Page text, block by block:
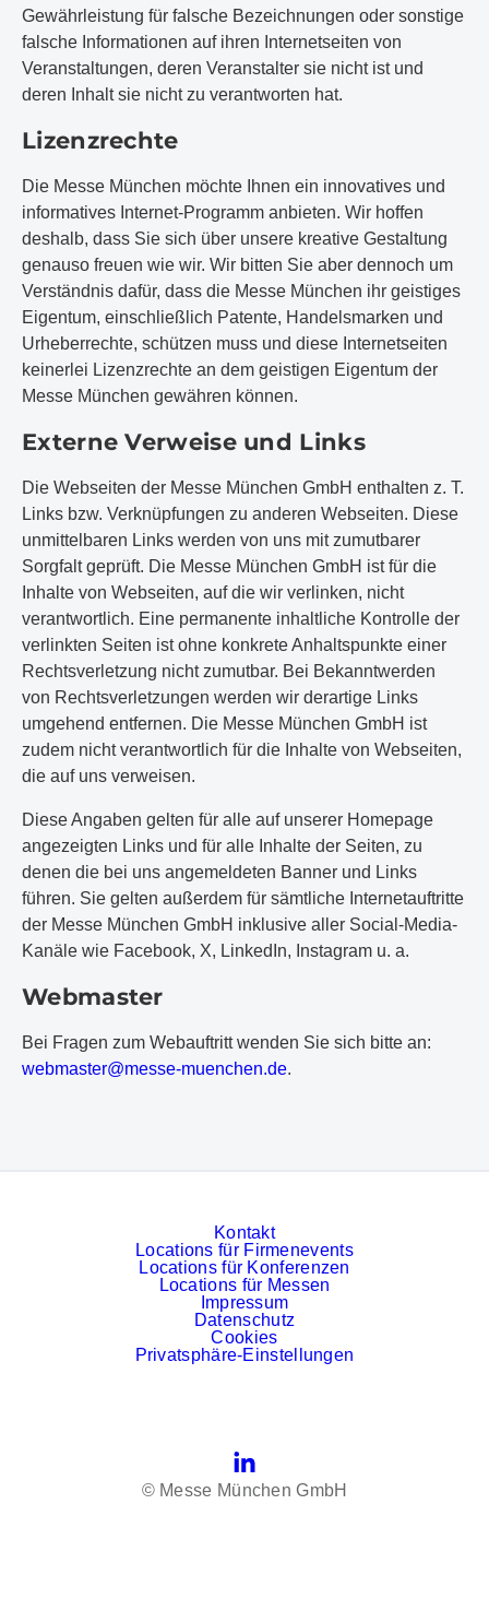
Gewährleistung für falsche Bezeichnungen oder sonstige
falsche Informationen auf ihren Internetseiten von
Veranstaltungen, deren Veranstalter sie nicht ist und
deren Inhalt sie nicht zu verantworten hat.
Lizenzrechte
Die Messe München möchte Ihnen ein innovatives und
informatives Internet-Programm anbieten. Wir hoffen
deshalb, dass Sie sich über unsere kreative Gestaltung
genauso freuen wie wir. Wir bitten Sie aber dennoch um
Verständnis dafür, dass die Messe München ihr geistiges
Eigentum, einschließlich Patente, Handelsmarken und
Urheberrechte, schützen muss und diese Internetseiten
keinerlei Lizenzrechte an dem geistigen Eigentum der
Messe München gewähren können.
Externe Verweise und Links
Die Webseiten der Messe München GmbH enthalten z. T.
Links bzw. Verknüpfungen zu anderen Webseiten. Diese
unmittelbaren Links werden von uns mit zumutbarer
Sorgfalt geprüft. Die Messe München GmbH ist für die
Inhalte von Webseiten, auf die wir verlinken, nicht
verantwortlich. Eine permanente inhaltliche Kontrolle der
verlinkten Seiten ist ohne konkrete Anhaltspunkte einer
Rechtsverletzung nicht zumutbar. Bei Bekanntwerden
von Rechtsverletzungen werden wir derartige Links
umgehend entfernen. Die Messe München GmbH ist
zudem nicht verantwortlich für die Inhalte von Webseiten,
die auf uns verweisen.
Diese Angaben gelten für alle auf unserer Homepage
angezeigten Links und für alle Inhalte der Seiten, zu
denen die bei uns angemeldeten Banner und Links
führen. Sie gelten außerdem für sämtliche Internetauftritte
der Messe München GmbH inklusive aller Social-Media-
Kanäle wie Facebook, X, LinkedIn, Instagram u. a.
Webmaster
Bei Fragen zum Webauftritt wenden Sie sich bitte an:
webmaster@messe-muenchen.de.
Kontakt
Locations für Firmenevents
Locations für Konferenzen
Locations für Messen
Impressum
Datenschutz
Cookies
Privatsphäre-Einstellungen
LinkedIn
© Messe München GmbH